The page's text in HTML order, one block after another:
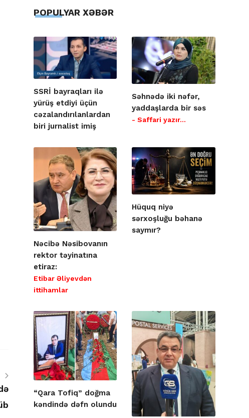
POPULYAR XƏBƏR
SSRİ bayraqları ilə
yürüş etdiyi üçün
cəzalandırılanlardan
biri jurnalist imiş
Səhnədə iki nəfər,
yaddaşlarda bir səs
- Saffari yazır…
Nəcibə Nəsibovanın
rektor təyinatına
etiraz:
Etibar Əliyevdən
ittihamlar
Hüquq niyə
sərxoşluğu bəhanə
saymır?
“Qara Tofiq” doğma
kəndində dəfn olundu